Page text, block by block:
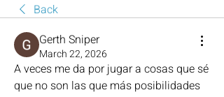
Back
Gerth Sniper
March 22, 2026
A veces me da por jugar a cosas que sé
que no son las que más posibilidades